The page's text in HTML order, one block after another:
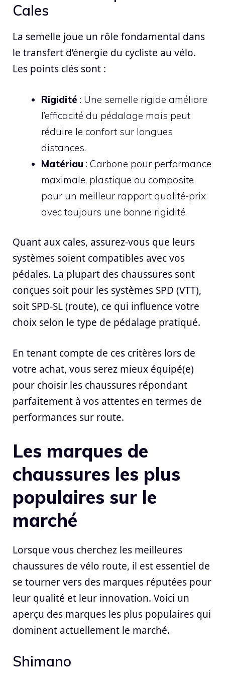
Cales
La semelle joue un rôle fondamental dans
le transfert d’énergie du cycliste au vélo.
Les points clés sont :
Rigidité : Une semelle rigide améliore
l’efficacité du pédalage mais peut
réduire le confort sur longues
distances.
Matériau : Carbone pour performance
maximale, plastique ou composite
pour un meilleur rapport qualité-prix
avec toujours une bonne rigidité.
Quant aux cales, assurez-vous que leurs
systèmes soient compatibles avec vos
pédales. La plupart des chaussures sont
conçues soit pour les systèmes SPD (VTT),
soit SPD-SL (route), ce qui influence votre
choix selon le type de pédalage pratiqué.
En tenant compte de ces critères lors de
votre achat, vous serez mieux équipé(e)
pour choisir les chaussures répondant
parfaitement à vos attentes en termes de
performances sur route.
Les marques de
chaussures les plus
populaires sur le
marché
Lorsque vous cherchez les meilleures
chaussures de vélo route, il est essentiel de
se tourner vers des marques réputées pour
leur qualité et leur innovation. Voici un
aperçu des marques les plus populaires qui
dominent actuellement le marché.
Shimano